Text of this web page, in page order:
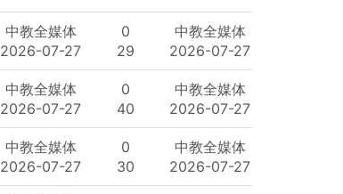
中教全媒体
2026-07-27
0
29
中教全媒体
2026-07-27
中教全媒体
2026-07-27
0
40
中教全媒体
2026-07-27
中教全媒体
2026-07-27
0
30
中教全媒体
2026-07-27